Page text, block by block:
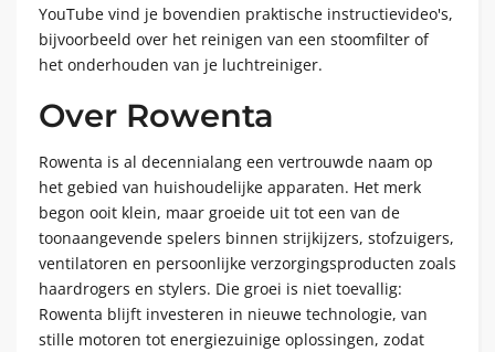
YouTube vind je bovendien praktische instructievideo's,
bijvoorbeeld over het reinigen van een stoomfilter of
het onderhouden van je luchtreiniger.
Over Rowenta
Rowenta is al decennialang een vertrouwde naam op
het gebied van huishoudelijke apparaten. Het merk
begon ooit klein, maar groeide uit tot een van de
toonaangevende spelers binnen strijkijzers, stofzuigers,
ventilatoren en persoonlijke verzorgingsproducten zoals
haardrogers en stylers. Die groei is niet toevallig:
Rowenta blijft investeren in nieuwe technologie, van
stille motoren tot energiezuinige oplossingen, zodat